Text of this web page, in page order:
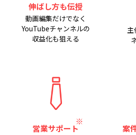
伸ばし方も伝授
動画編集だけでなく
YouTubeチャンネルの
収益化も狙える
主
営業サポート 案